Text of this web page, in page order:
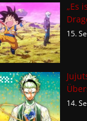
„Es
15.
14.